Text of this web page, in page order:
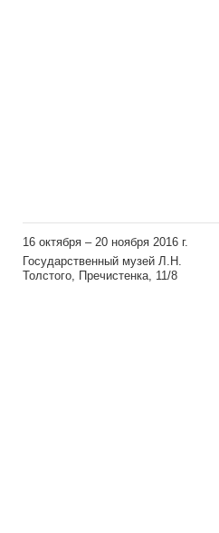
16 октября – 20 ноября 2016 г.
Государственный музей Л.Н.
Толстого, Пречистенка, 11/8